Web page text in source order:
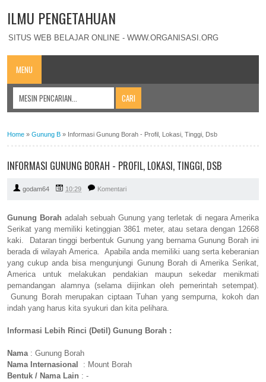
ILMU PENGETAHUAN
SITUS WEB BELAJAR ONLINE - WWW.ORGANISASI.ORG
MENU
Home » Gunung B » Informasi Gunung Borah - Profil, Lokasi, Tinggi, Dsb
INFORMASI GUNUNG BORAH - PROFIL, LOKASI, TINGGI, DSB
godam64 10:29 Komentari
Gunung Borah adalah sebuah Gunung yang terletak di negara Amerika
Serikat yang memiliki ketinggian 3861 meter, atau setara dengan 12668
kaki. Dataran tinggi berbentuk Gunung yang bernama Gunung Borah ini
berada di wilayah America. Apabila anda memiliki uang serta keberanian
yang cukup anda bisa mengunjungi Gunung Borah di Amerika Serikat,
America untuk melakukan pendakian maupun sekedar menikmati
pemandangan alamnya (selama diijinkan oleh pemerintah setempat).
Gunung Borah merupakan ciptaan Tuhan yang sempurna, kokoh dan
indah yang harus kita syukuri dan kita pelihara.
Informasi Lebih Rinci (Detil) Gunung Borah :
Nama: Gunung Borah
Nama Internasional
: Mount Borah
Bentuk / Nama Lain : -